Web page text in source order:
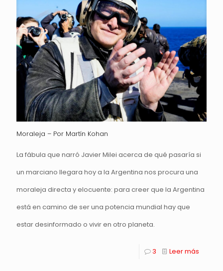
Moraleja – Por Martín Kohan
La fábula que narró Javier Milei acerca de qué pasaría si
un marciano llegara hoy a la Argentina nos procura una
moraleja directa y elocuente: para creer que la Argentina
está en camino de ser una potencia mundial hay que
estar desinformado o vivir en otro planeta.
3 Leer más